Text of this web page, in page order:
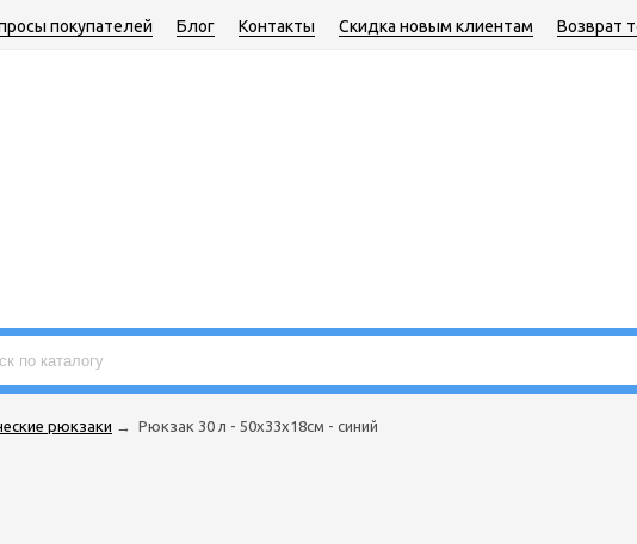
покупателей Блог Контакты Скидка новым клиентам Возврат
рюкзаки → Рюкзак 30 л - 50х33х18см - синий